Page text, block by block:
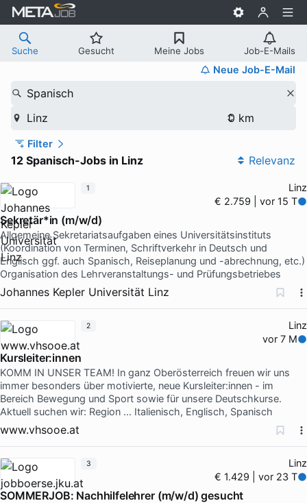
Suche Gesucht Meine Jobs Job-E-Mails
Neue Job-E-Mail
Spanisch
Linz
Filter
12 Spanisch-Jobs in Linz Relevanz
Linz
€ 2.759 | vor 15 T
Sekretär*in (m/w/d)
Allgemeine Sekretariatsaufgaben eines Universitätsinstituts
(Koordination von Terminen, Schriftverkehr in Deutsch und
Englisch ggf. auch Spanisch, Reiseplanung und -abrechnung, etc.)
Organisation des Lehrveranstaltungs- und Prüfungsbetriebes
Johannes Kepler Universität Linz
1
Linz
vor 7 M
Kursleiter:innen
KOMM IN UNSER TEAM! In ganz Oberösterreich freuen wir uns
immer besonders über motivierte, neue Kursleiter:innen - im
Bereich Bewegung und Sport sowie für unsere Deutschkurse.
Aktuell suchen wir: Region … Italienisch, Englisch, Spanisch
www.vhsooe.at
2
Linz
€ 1.429 | vor 23 T
SOMMERJOB: Nachhilfelehrer (m/w/d) gesucht
3